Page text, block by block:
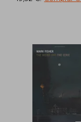
Rápido